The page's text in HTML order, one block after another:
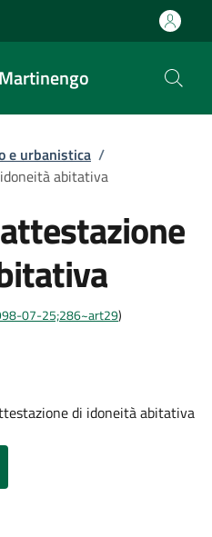
e urbanistica /
abitativa
07-25;286~art29)
di idoneità abitativa